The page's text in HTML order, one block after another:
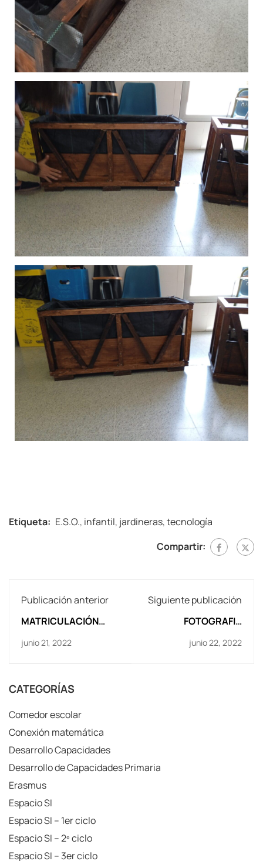
Etiqueta: E.S.O., infantil, jardineras,tecnología
Compartir:
Publicación anterior
MATRICULACIÓN
ALUMNADO 1º ESO, 2º
ESO, 3º ESO y 4º ESO.
junio 21, 2022
Siguiente publicación
FOTOGRAFIA
GRUPOS CURSO
2021-22
junio 22, 2022
CATEGORÍAS
Comedor escolar
Conexión matemática
Desarrollo Capacidades
Desarrollo de Capacidades Primaria
Erasmus
Espacio SI
Espacio SI – 1er ciclo
Espacio SI – 2º ciclo
Espacio SI – 3er ciclo